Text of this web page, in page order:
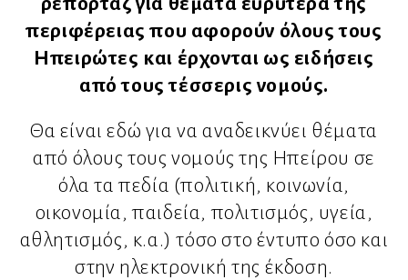
περιφέρειας που αφορούν όλους τους
Ηπειρώτες και έρχονται ως ειδήσεις
από τους τέσσερις νομούς.
Θα είναι εδώ για να αναδεικνύει θέματα
από όλους τους νομούς της Ηπείρου σε
όλα τα πεδία (πολιτική, κοινωνία,
οικονομία, παιδεία, πολιτισμός, υγεία,
αθλητισμός, κ.α.) τόσο στο έντυπο όσο και
στην ηλεκτρονική της έκδοση.